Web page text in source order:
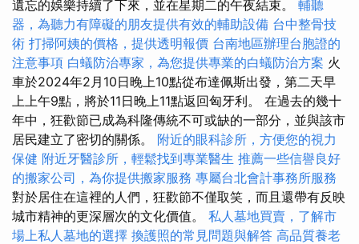
遺忘的娛樂持續了下來，並在星期二的午夜結束。 輔聽
器，為聽力有障礙的朋友提供有效的輔助設備 台中整骨技
術 打掃阿姨的價格，提供透明報價 台南地區辦理台胞證的
注意事項 白蟻防治專家，為您提供專業的白蟻防治方案 火
車於2024年2月10日晚上10點從布達佩斯出發，第二天早
上上午9點，將於11日晚上11點返回匈牙利。 在過去的幾十
年中，狂歡節已成為科隆傳統不可或缺的一部分，並與該市
居民建立了密切的關係。 附近的眼科診所，方便您的視力
保健 附近牙醫診所，輕鬆找到專業醫生 推薦一些信譽良好
的搬家公司，為你提供搬家服務 專屬台北會計事務所服務
對於居住在這裡的人們，狂歡節不僅取笑，而且還帶有反映
城市精神的更深層次的文化價值。 私人墓地買賣，了解市
場上私人墓地的選擇 換護照的常見問題與解答 高品質養老